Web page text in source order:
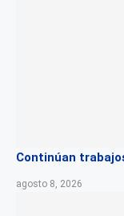
Continúan
agosto 8, 2026